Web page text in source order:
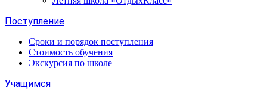
Поступление
Сроки и порядок поступления
Стоимость обучения
Экскурсия по школе
Учащимся